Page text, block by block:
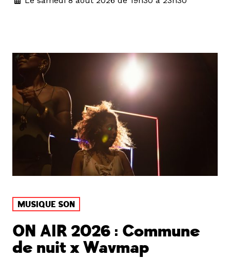
MUSIQUE SON
ON AIR 2026 : Commune
de nuit x Wavmap